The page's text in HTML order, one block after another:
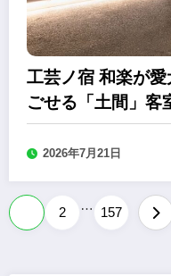
工芸ノ宿 和楽が
ごせる「土間」客
2026年7月21日
投
2 … 157